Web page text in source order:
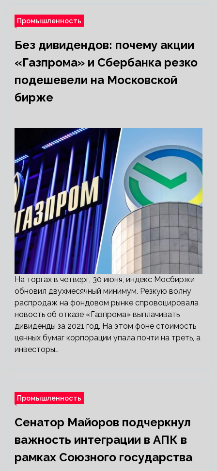
Промышленность
Без дивидендов: почему акции
«Газпрома» и Сбербанка резко
подешевели на Московской
бирже
На торгах в четверг, 30 июня, индекс Мосбиржи
обновил двухмесячный минимум. Резкую волну
распродаж на фондовом рынке спровоцировала
новость об отказе «Газпрома» выплачивать
дивиденды за 2021 год. На этом фоне стоимость
ценных бумаг корпорации упала почти на треть, а
инвесторы…
Промышленность
Сенатор Майоров подчеркнул
важность интеграции в АПК в
рамках Союзного государства